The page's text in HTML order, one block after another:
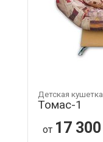
Детская кушетка
Томас-1
от 17 300